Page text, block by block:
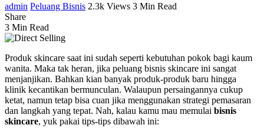
admin Peluang Bisnis 2.3k Views 3 Min Read
Share
3 Min Read
Produk skincare saat ini sudah seperti kebutuhan pokok bagi kaum
wanita. Maka tak heran, jika peluang bisnis skincare ini sangat
menjanjikan. Bahkan kian banyak produk-produk baru hingga
klinik kecantikan bermunculan. Walaupun persaingannya cukup
ketat, namun tetap bisa cuan jika menggunakan strategi pemasaran
dan langkah yang tepat. Nah, kalau kamu mau memulai bisnis
skincare, yuk pakai tips-tips dibawah ini: